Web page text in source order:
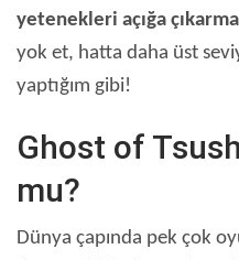
yetenekleri açığa
yok et, hatta daha üst
yaptığım gibi!
Ghost of
mu?
Dünya çapında pek çok